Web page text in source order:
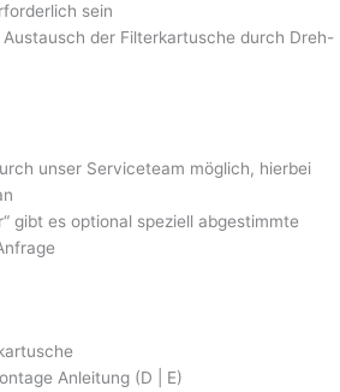
sein
der Filterkartusche durch Dreh-
unser Serviceteam möglich, hierbei
gibt es optional speziell abgestimmte
Anleitung (D | E)